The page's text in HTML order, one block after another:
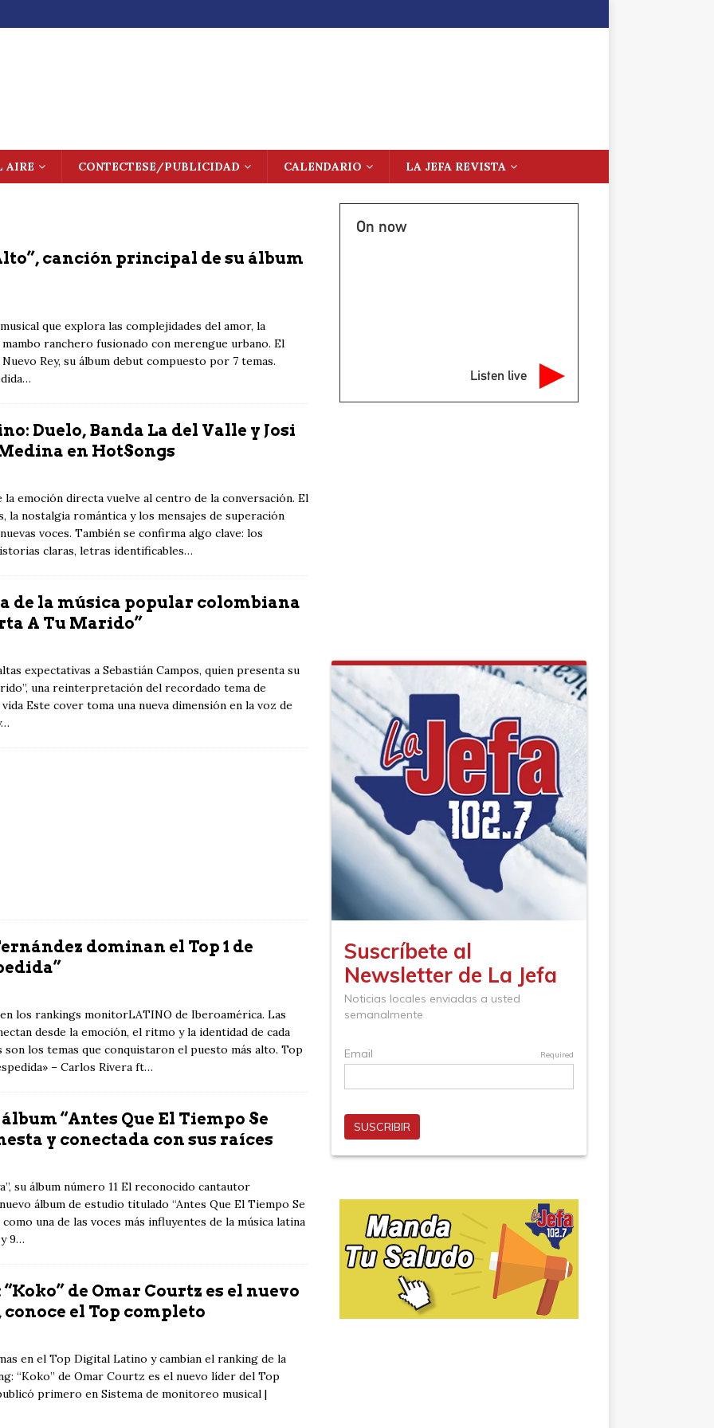
AIRE CONTECTESE/PUBLICIDAD CALENDARIO LA JEFA REVISTA
canción principal de su álbum
que explora las complejidades del amor, la
ranchero fusionado con merengue urbano. El
Rey, su álbum debut compuesto por 7 temas.
Duelo, Banda La del Valle y Josi
en HotSongs
la emoción directa vuelve al centro de la conversación. El
la nostalgia romántica y los mensajes de superación
voces. También se confirma algo clave: los
claras, letras identificables…
de la música popular colombiana
A Tu Marido”
expectativas a Sebastián Campos, quien presenta su
una reinterpretación del recordado tema de
Este cover toma una nueva dimensión en la voz de
dominan el Top 1 de
los rankings monitorLATINO de Iberoamérica. Las
desde la emoción, el ritmo y la identidad de cada
son los temas que conquistaron el puesto más alto. Top
– Carlos Rivera ft…
“Antes Que El Tiempo Se
y conectada con sus raíces
su álbum número 11 El reconocido cantautor
álbum de estudio titulado “Antes Que El Tiempo Se
una de las voces más influyentes de la música latina
9…
de Omar Courtz es el nuevo
el Top completo
en el Top Digital Latino y cambian el ranking de la
“Koko” de Omar Courtz es el nuevo líder del Top
primero en Sistema de monitoreo musical |
On now
Listen live